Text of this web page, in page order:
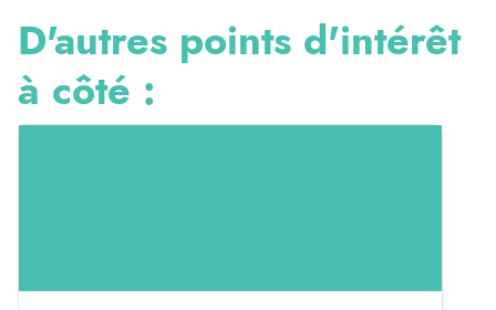
D'autres points d'intérêt
à côté :